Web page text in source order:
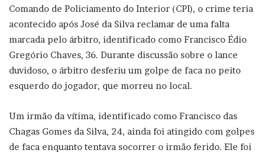
Comando de Policiamento do Interior (CPI), o crime teria
acontecido após José da Silva reclamar de uma falta
marcada pelo árbitro, identificado como Francisco Édio
Gregório Chaves, 36. Durante discussão sobre o lance
duvidoso, o árbitro desferiu um golpe de faca no peito
esquerdo do jogador, que morreu no local.
Um irmão da vítima, identificado como Francisco das
Chagas Gomes da Silva, 24, ainda foi atingido com golpes
de faca enquanto tentava socorrer o irmão ferido. Ele foi